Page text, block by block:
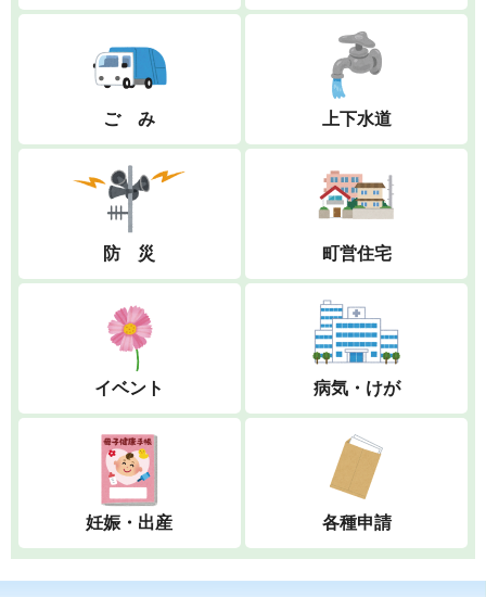
ご み 上下水道
防 災 町営住宅
イベント 病気・けが
妊娠・出産 各種申請